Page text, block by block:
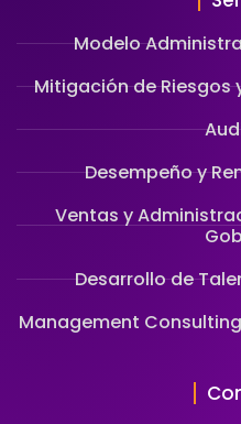
Modelo
Mitigación de
Desempeño y
Ventas y
Desarrollo de
Management